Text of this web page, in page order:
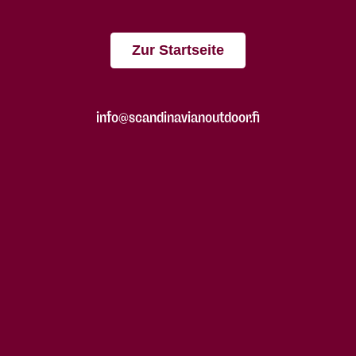
Zur Startseite
info@scandinavianoutdoor.fi